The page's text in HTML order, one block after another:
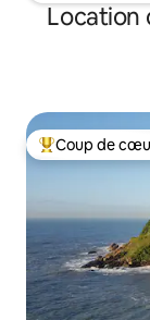
Location
Coups de cœur
Coup de